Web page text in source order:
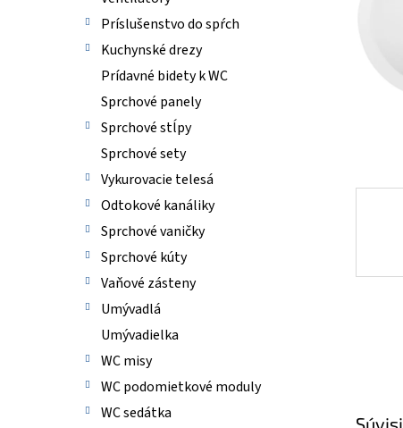
Príslušenstvo do spŕch
Kuchynské drezy
Prídavné bidety k WC
Sprchové panely
Sprchové stĺpy
Sprchové sety
Vykurovacie telesá
Odtokové kanáliky
Sprchové vaničky
Sprchové kúty
Vaňové zásteny
Umývadlá
Umývadielka
WC misy
WC podomietkové moduly
WC sedátka